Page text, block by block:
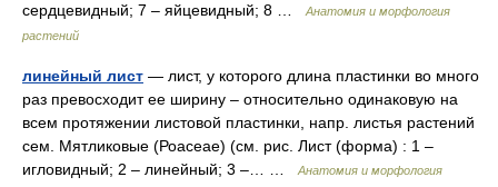
сердцевидный; 7 – яйцевидный; 8 …
Анатомия и морфология
растений
линейный лист — лист, у которого длина пластинки во много
раз превосходит ее ширину – относительно одинаковую на
всем протяжении листовой пластинки, напр. листья растений
сем. Мятликовые (Роасеае) (см. рис. Лист (форма) : 1 –
игловидный; 2 – линейный; 3 –… …
Анатомия и морфология